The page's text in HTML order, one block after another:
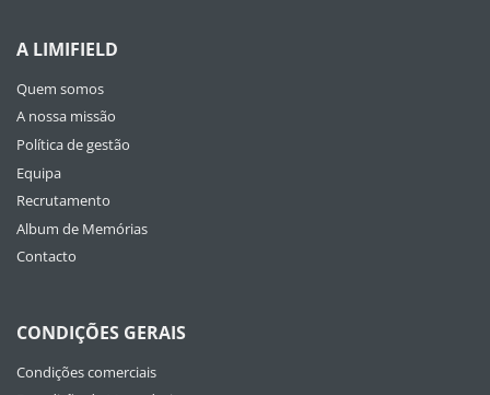
A LIMIFIELD
Quem somos
A nossa missão
Política de gestão
Equipa
Recrutamento
Album de Memórias
Contacto
CONDIÇÕES GERAIS
Condições comerciais